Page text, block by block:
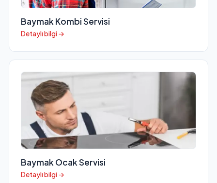
Baymak Kombi Servisi
Detaylı bilgi →
Baymak Ocak Servisi
Detaylı bilgi →